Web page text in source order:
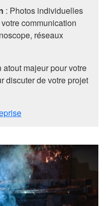
: Photos individuelles
communication
réseaux
majeur pour votre
discuter de votre projet